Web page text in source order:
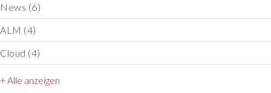
News (6)
ALM (4)
Cloud (4)
+ Alle anzeigen